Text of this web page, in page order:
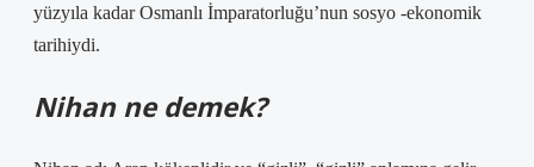
yüzyıla kadar Osmanlı İmparatorluğu’nun sosyo -ekonomik
tarihiydi.
Nihan ne demek?